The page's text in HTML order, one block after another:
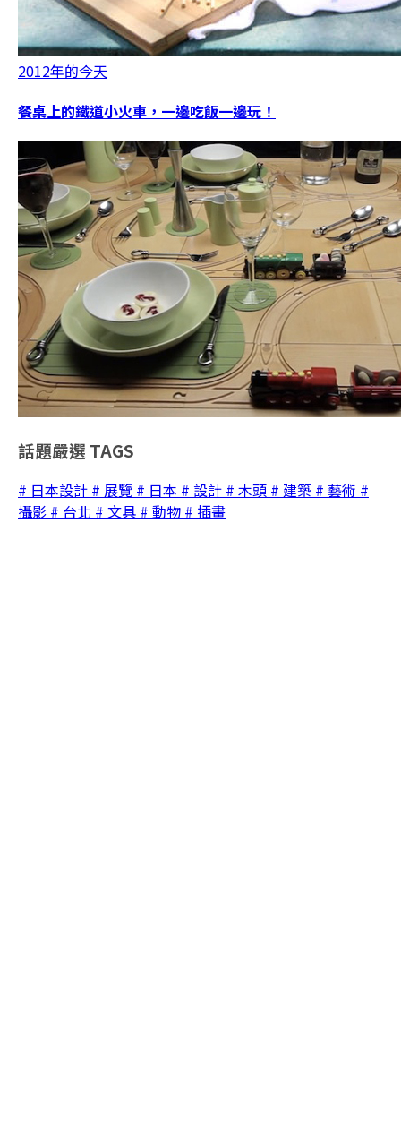
2012年的今天
餐桌上的鐵道小火車，一邊吃飯一邊玩！
話題嚴選 TAGS
# 日本設計 # 展覽 # 日本 # 設計 # 木頭 # 建築 # 藝術 #
攝影 # 台北 # 文具 # 動物 # 插畫